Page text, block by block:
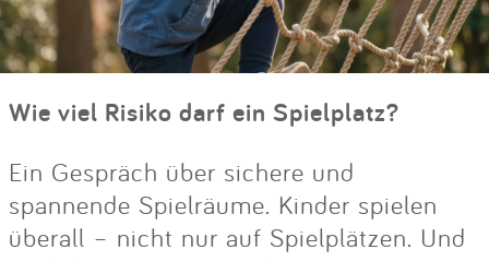
Wie viel Risiko darf ein Spielplatz?
Ein Gespräch über sichere und
spannende Spielräume. Kinder spielen
überall – nicht nur auf Spielplätzen. Und